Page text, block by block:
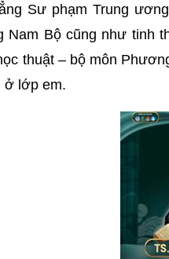
Sư phạm Trung
Nam Bộ cũng như tinh
thuật – bộ môn
ở lớp em.